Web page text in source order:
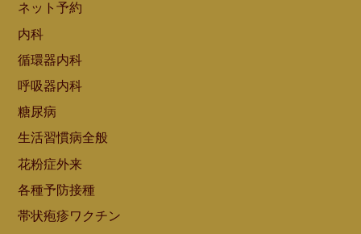
ネット予約
内科
循環器内科
呼吸器内科
糖尿病
生活習慣病全般
花粉症外来
各種予防接種
帯状疱疹ワクチン